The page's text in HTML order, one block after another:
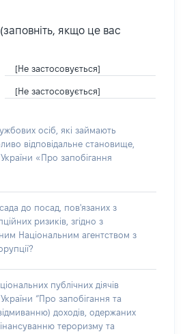
якщо це вас
[Не застосовується]
[Не застосовується]
осіб, які займають
відповідальне становище,
«Про запобігання
до посад, пов'язаних з
ризиків, згідно з
Національним агентством з
публічних діячів
“Про запобігання та
доходів, одержаних
тероризму та